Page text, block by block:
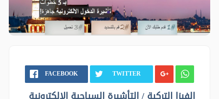
FACEBOOK TWITTER